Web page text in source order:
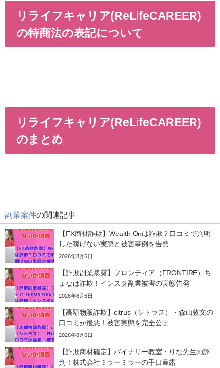
リライフキャリア(ReLifeCAREER)
の特商法の表記について
リライフキャリア(ReLifeCAREER)
のまとめ
副業案件の関連記事
【FX商材詐欺】Wealth Onは詐欺？口コミで判明
した稼げない実態と被害事例を告発
2026年8月6日
【詐欺副業暴露】フロンティア（FRONTIRE）ち
ょなは詐欺！インスタ副業被害の実態告発
2026年8月6日
【高額物販詐欺】citrus（シトラス）・森山敦文の
口コミが最悪！被害実態を完全公開
2026年8月6日
【詐欺商材確定】バイナリー教室・りな先生の評
判！株式会社ミラーミラーの手口暴露